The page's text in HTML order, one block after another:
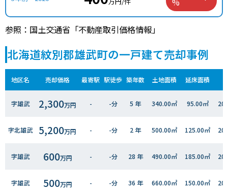
参照：国土交通省「不動産取引価格情報」
北海道紋別郡雄武町の一戸建て売却事例
地区名 売却価格 最寄駅 駅徒歩 築年数 土地面積 延床面積
字雄武 2,300万円 - -分 5 年 340.00㎡ 95.00㎡
字北雄武 5,200万円 - -分 2 年 500.00㎡ 125.00㎡
字雄武 600万円 - -分 28 年 490.00㎡ 185.00㎡
字雄武 500万円 - -分 36 年 660.00㎡ 150.00㎡